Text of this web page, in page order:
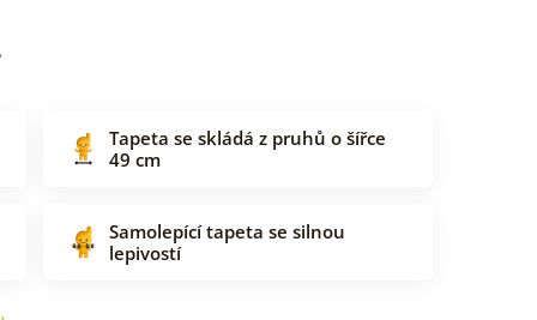
Tapeta se skládá z pruhů o šířce
49 cm
Samolepící tapeta se silnou
lepivostí